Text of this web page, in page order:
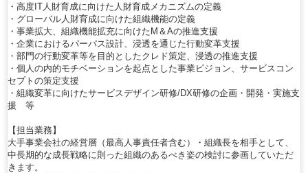
・高度IT人財育成に向けた人財育成メカニズムの定義
・グローバル人財育成に向けた組織機能の定義
・事業拡大、組織機能拡充に向けたM＆Aの推進支援
・企業におけるパーパス設計、浸透を通じた行動変革支援
・部門の行動変革等を目的としたクレド策定、浸透の推進支援
・個人の内的モチベーションを起点とした事業ビジョン、サービスコン
セプトの策定支援
・組織変革に向けたサービスデザイン研修/DX研修の企画・開発・実施支
援 等
【担当業務】
大手事業会社の経営層（最高人事責任者含む）・組織長を相手として、
中長期的な成長戦略に則った組織のあるべき姿の検討に参画していただ
きます。